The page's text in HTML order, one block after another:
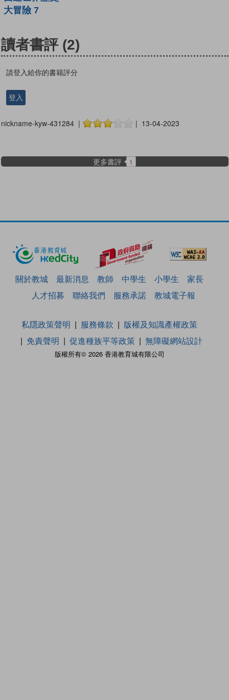
大冒險 7
讀者書評 (2)
請登入給你的書籍評分
登入
nickname-kyw-431284 | | 13-04-2023
更多書評 1
關於教城 最新消息 教師 中學生 小學生
家長
人才招募
聯絡我們 服務承諾 教城電子報
版權所有© 2026 香港教育城有限公司
私隱政策聲明 服務條款
版權及知識產權政策
免責聲明
促進種族平等政策 無障礙網站設計